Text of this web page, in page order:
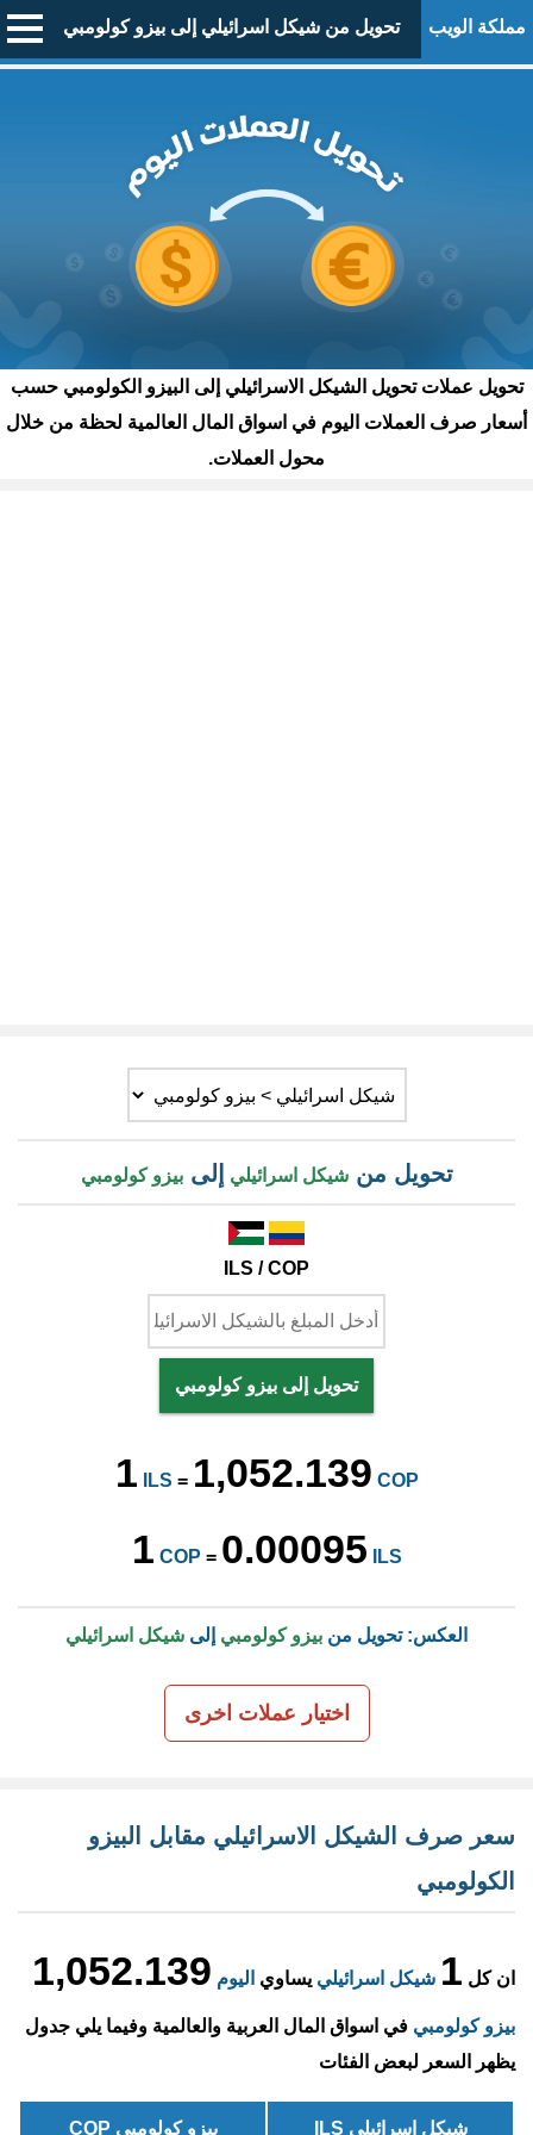
مملكة الويب تحويل من شيكل اسرائيلي إلى بيزو كولومبي
تحويل عملات تحويل الشيكل الاسرائيلي إلى البيزو الكولومبي حسب
أسعار صرف العملات اليوم في اسواق المال العالمية لحظة من خلال
محول العملات.
تحويل منشيكل اسرائيلي إلىبيزو كولومبي
ILS / COP
تحويل إلى بيزو كولومبي
1 ILS = 1,052.139 COP
1 COP = 0.00095 ILS
العكس: تحويل من بيزو كولومبي إلى شيكل اسرائيلي
اختيار عملات اخرى
سعر صرف الشيكل الاسرائيلي مقابل البيزو
الكولومبي
ان كل 1 شيكل اسرائيلي يساوي اليوم 1,052.139
بيزو كولومبي في اسواق المال العربية والعالمية وفيما يلي جدول
يظهر السعر لبعض الفئات
شيكل اسرائيلي ILS بيزو كولومبي COP